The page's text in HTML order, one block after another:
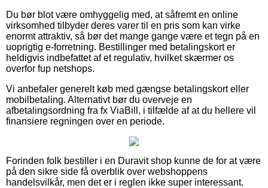
Du bør blot være omhyggelig med, at såfremt en online
virksomhed tilbyder deres varer til en pris som kan virke
enormt attraktiv, så bør det mange gange være et tegn på en
uoprigtig e-forretning. Bestillinger med betalingskort er
heldigvis indbefattet af et regulativ, hvilket skærmer os
overfor fup netshops.
Vi anbefaler generelt køb med gængse betalingskort eller
mobilbetaling. Alternativt bør du overveje en
afbetalingsordning fra fx ViaBill, i tilfælde af at du hellere vil
finansiere regningen over en periode.
Forinden folk bestiller i en Duravit shop kunne de for at være
på den sikre side få overblik over webshoppens
handelsvilkår, men det er i reglen ikke super interessant.